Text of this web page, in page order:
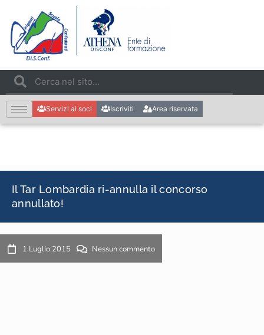
Servizi ai soci Iscriviti Area riservata
Il Tar Lombardia ri-annulla il concorso
annullato!
1 Luglio 2015 Nessun commento